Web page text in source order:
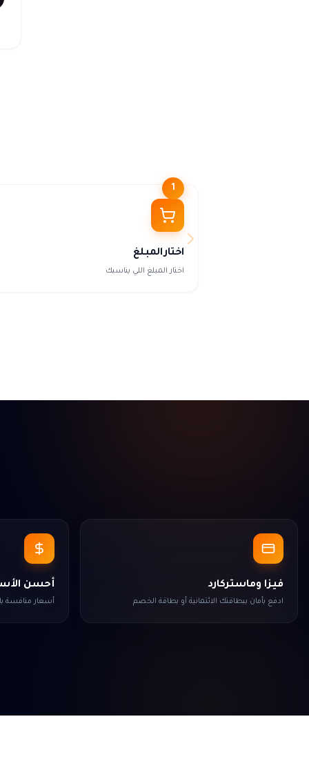
1
اختار المبلغ
اختار المبلغ اللي يناسبك
فيزا وماستركارد
ادفع بأمان ببطاقتك الائتمانية أو بطاقة الخصم
أحسن
أسعار منافسة